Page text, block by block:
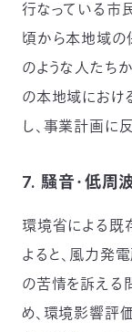
行なっている市
頃から本地域の
のような人たち
の本地域におけ
し、事業計画に
7. 騒音・低周
環境省による
よると、風力発
の苦情を訴える
め、環境影響評